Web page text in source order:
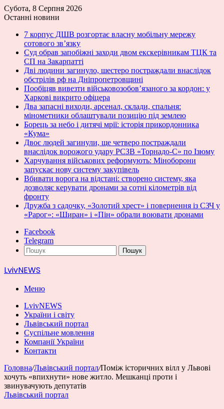
Субота, 8 Серпня 2026
Останні новини
7 корпус ДШВ розгортає власну мобільну мережу
сотового зв’язку
Суд обрав запобіжні заходи двом екскерівникам ТЦК та
СП на Закарпатті
Дві людини загинуло, шестеро постраждали внаслідок
обстрілів рф на Дніпропетровщині
Пообіцяв вивезти військовозобов’язаного за кордон: у
Харкові викрито офіцера
Два запасні виходи, арсенал, склади, спальня:
мінометники облаштували позицію під землею
Борець за небо і дитячі мрії: історія прикордонника
«Кума»
Двоє людей загинули, ще четверо постраждали
внаслідок ворожого удару РСЗВ «Торнадо-С» по Ізюму
Харчування військових реформують: Міноборони
запускає нову систему закупівель
Вбивати ворога на відстані: створено систему, яка
дозволяє керувати дронами за сотні кілометрів від
фронту
Дружба з садочку, «Золотий хрест» і повернення із СЗЧ у
«Рарог»: «Ширан» і «Пін» обрали воювати дронами
Facebook
Telegram
Пошук
LvivNEWS
Меню
LvivNEWS
України і світу
Львівський портал
Суспільне мовлення
Компанії України
Контакти
Головна/Львівський портал/Поміж історичних вілл у Львові
хочуть «впихнути» нове житло. Мешканці проти і
звинувачують депутатів
Львівський портал